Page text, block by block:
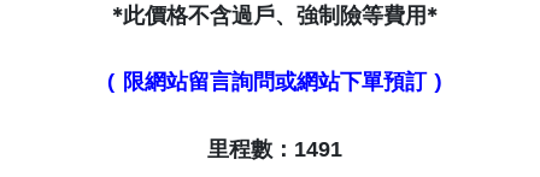
*此價格不含過戶、強制險等費用*
( 限網站留言詢問或網站下單預訂 )
里程數：1491